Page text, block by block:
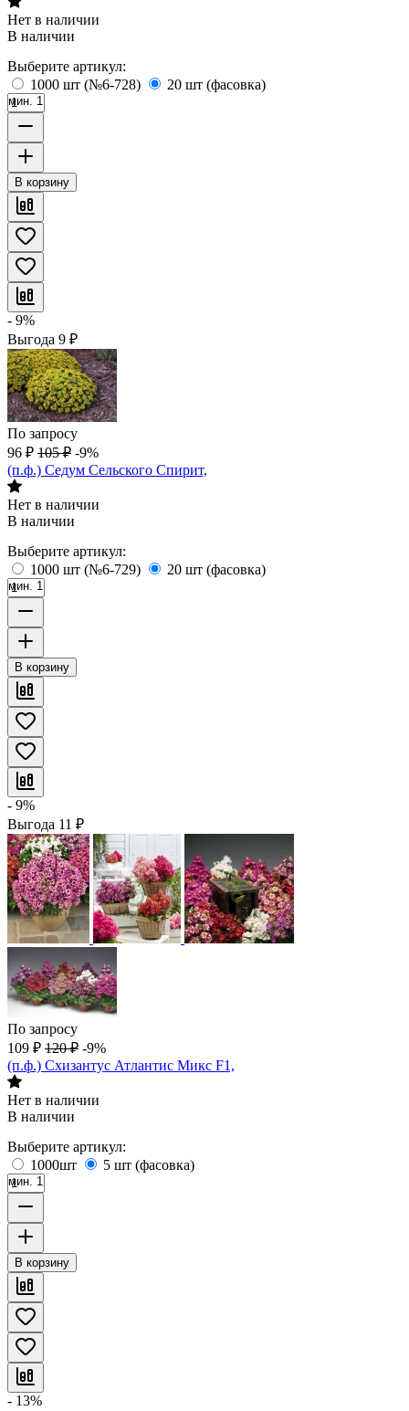
Нет в наличии
В наличии
Выберите артикул:
1000 шт (№6-728)
20 шт (фасовка)
мин. 1
В корзину
- 9%
Выгода 9 ₽
По запросу
96 ₽ 105 ₽ -9%
(п.ф.) Седум Сельского Спирит,
Нет в наличии
В наличии
Выберите артикул:
1000 шт (№6-729)
20 шт (фасовка)
мин. 1
В корзину
- 9%
Выгода 11 ₽
По запросу
109 ₽ 120 ₽ -9%
(п.ф.) Схизантус Атлантис Микс F1,
Нет в наличии
В наличии
Выберите артикул:
1000шт
5 шт (фасовка)
мин. 1
В корзину
- 13%